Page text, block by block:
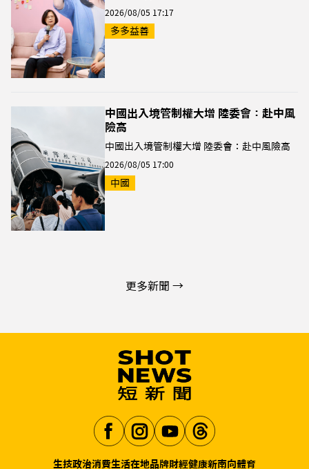
2026/08/05 17:17
多多益善
中國出入境管制權大增 陸委會：赴中風
險高
中國出入境管制權大增 陸委會：赴中風險高
2026/08/05 17:00
中國
更多新聞 →
生技政治消費生活在地品牌財經健康新南向體育